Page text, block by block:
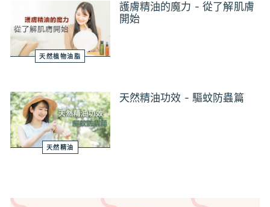
天然植物油脂
護膚精油的魔力 - 從了解肌膚
開始
天然精油
天然精油功效 - 驅蚊防蟲篇